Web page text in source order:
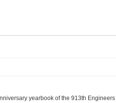
yearbook of the 913th